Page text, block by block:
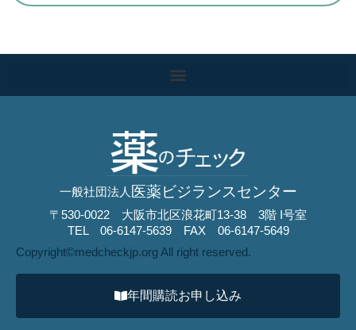
一般社団法人 医薬ビジランスセンター
〒530-0022 大阪市北区浪花町13-38 3階 I号室
TEL 06-6147-5639 FAX 06-6147-5649
Copyright©︎medcheckjp.org All right reserved.
年間購読お申し込み